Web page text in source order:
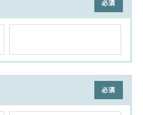
(必須)
(必須)